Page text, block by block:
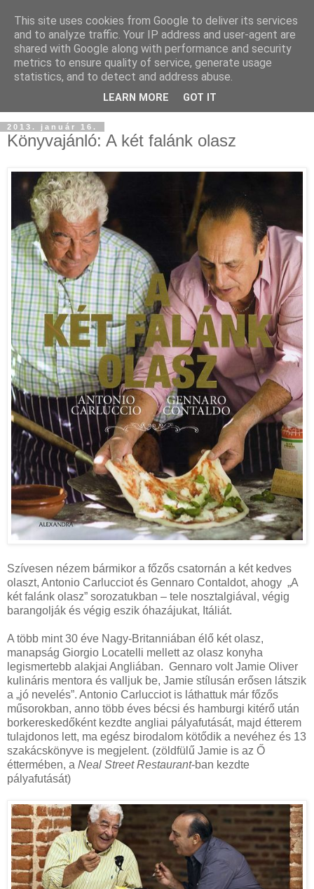
2013. január 16.
Könyvajánló: A két falánk olasz
Szívesen nézem bármikor a főzős csatornán a két kedves
olaszt, Antonio Carlucciot és Gennaro Contaldot, ahogy „A
két falánk olasz” sorozatukban – tele nosztalgiával, végig
barangolják és végig eszik óhazájukat, Itáliát.
A több mint 30 éve Nagy-Britanniában élő két olasz,
manapság Giorgio Locatelli mellett az olasz konyha
legismertebb alakjai Angliában. Gennaro volt Jamie Oliver
kulináris mentora és valljuk be, Jamie stílusán erősen látszik
a „jó nevelés”. Antonio Carlucciot is láthattuk már főzős
műsorokban, anno több éves bécsi és hamburgi kitérő után
borkereskedőként kezdte angliai pályafutását, majd étterem
tulajdonos lett, ma egész birodalom kötődik a nevéhez és 13
szakácskönyve is megjelent. (zöldfülű Jamie is az Ő
éttermében, a Neal Street Restaurant-ban kezdte
pályafutását)
This site uses cookies from Google to deliver its services
and to analyze traffic. Your IP address and user-agent are
shared with Google along with performance and security
metrics to ensure quality of service, generate usage
statistics, and to detect and address abuse.
LEARN MORE GOT IT